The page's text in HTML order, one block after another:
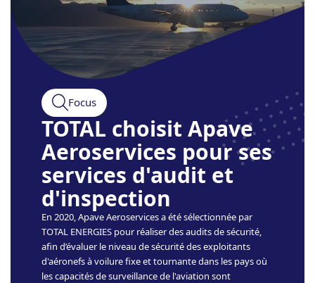
Focus
TOTAL choisit Apave
Aeroservices pour ses
services d'audit et
d'inspection
En 2020, Apave Aeroservices a été sélectionnée par
TOTAL ENERGIES pour réaliser des audits de sécurité,
afin d’évaluer le niveau de sécurité des exploitants
d'aéronefs à voilure fixe et tournante dans les pays où
les capacités de surveillance de l'aviation sont